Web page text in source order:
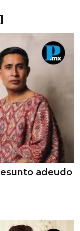
adeudo